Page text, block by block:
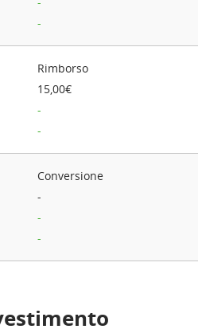
-
Rimborso
15,00€
-
-
Conversione
-
-
-